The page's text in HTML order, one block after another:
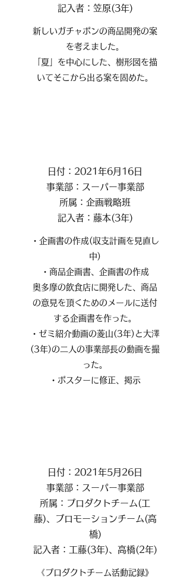
記入者：笠原(3年)
新しいガチャポンの商品開発の案
を考えました。
「夏」を中心にした、樹形図を描
いてそこから出る案を固めた。
日付：2021年6月16日
事業部：スーパー事業部
所属：企画戦略班
記入者：藤本(3年)
・企画書の作成(収支計画を見直し
中)
・商品企画書、企画書の作成
奥多摩の飲食店に開発した、商品
の意見を頂くためのメールに送付
する企画書を作った。
・ゼミ紹介動画の菱山(3年)と大澤
(3年)の二人の事業部長の動画を撮
った。
・ポスターに修正、掲示
日付：2021年5月26日
事業部：スーパー事業部
所属：プロダクトチーム(工
藤)、プロモーションチーム(高
橋)
記入者：工藤(3年)、高橋(2年)
《プロダクトチーム活動記録》